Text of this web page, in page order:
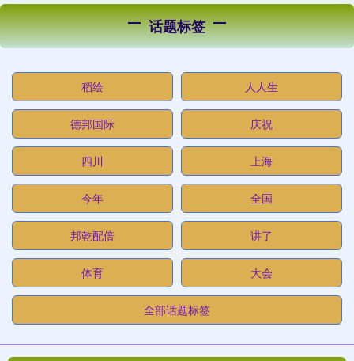
话题标签
稻绘 人人生
德邦国际 庆祝
四川 上海
今年 全国
邦乾配倍 讲了
体育 大会
全部话题标签